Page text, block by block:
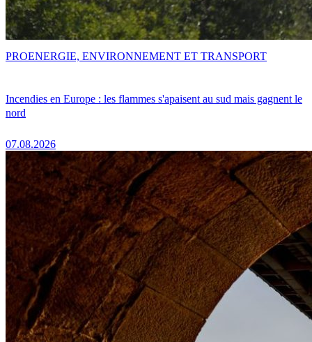
Incendies en Europe : les flammes s'apaisent au sud mais gagnent le
nord
07.08.2026
PROENERGIE, ENVIRONNEMENT ET TRANSPORT